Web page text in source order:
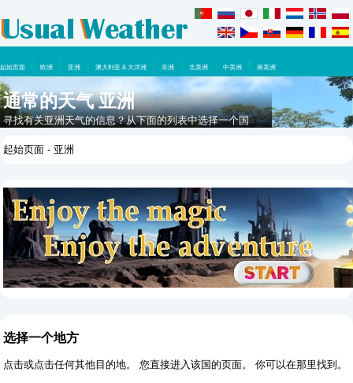
起始页面 欧洲 亚洲 澳大利亚 & 大洋洲 非洲 北美洲 中美洲 南美洲
通常的天气 亚洲
寻找有关亚洲天气的信息？从下面的列表中选择一个国
起始页面 - 亚洲
选择一个地方
点击或点击任何其他目的地。 您直接进入该国的页面。 你可以在那里找到。